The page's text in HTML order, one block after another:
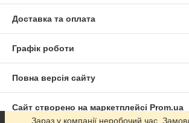
Доставка та оплата
Графік роботи
Повна версія сайту
Сайт створено на маркетплейсі Prom.ua
Зараз у компанії неробочий час.